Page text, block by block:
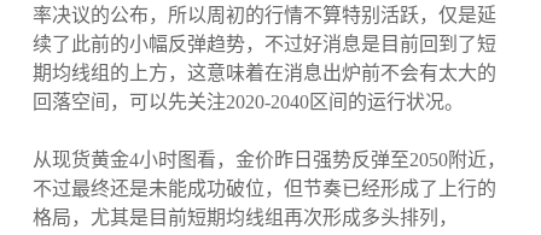
率决议的公布，所以周初的行情不算特别活跃，仅是延
续了此前的小幅反弹趋势，不过好消息是目前回到了短
期均线组的上方，这意味着在消息出炉前不会有太大的
回落空间，可以先关注2020-2040区间的运行状况。
从现货黄金4小时图看，金价昨日强势反弹至2050附近，
不过最终还是未能成功破位，但节奏已经形成了上行的
格局，尤其是目前短期均线组再次形成多头排列，